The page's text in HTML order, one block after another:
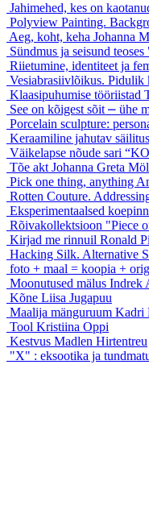
Jahimehed, kes on
Polyview Painting.
Aeg, koht, keha Johanna
Sündmus ja seisund
Riietumine, identiteet ja
Vesiabrasiivlõikus. Pidulik
Klaasipuhumise tööriistad
See on kõigest sõit ⎼ ühe
Porcelain sculpture:
Keraamiline jahutav
Väikelapse nõude sari
Tõe aktJohanna Greta
Pick one thing, anything
Rotten Couture.
Eksperimentaalsed
Rõivakollektsioon "Piece
Kirjad me rinnuil Ronald
Hacking Silk. Alternative
foto + maal = koopia +
Moonutused mälus Indrek
Kõne Liisa Jugapuu
Maalija mänguruum Kadri
Tool Kristiina Oppi
Kestvus Madlen Hirtentreu
"X" : eksootika ja